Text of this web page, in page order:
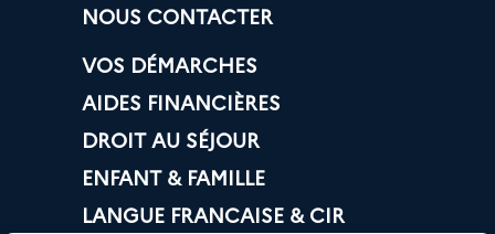
NOUS CONTACTER
VOS DÉMARCHES
AIDES FINANCIÈRES
DROIT AU SÉJOUR
ENFANT & FAMILLE
LANGUE FRANCAISE & CIR